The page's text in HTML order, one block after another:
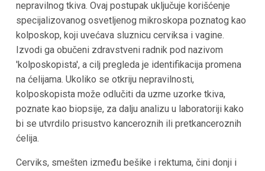
nepravilnog tkiva. Ovaj postupak uključuje korišćenje
specijalizovanog osvetljenog mikroskopa poznatog kao
kolposkop, koji uvećava sluznicu cerviksa i vagine.
Izvodi ga obučeni zdravstveni radnik pod nazivom
'kolposkopista', a cilj pregleda je identifikacija promena
na ćelijama. Ukoliko se otkriju nepravilnosti,
kolposkopista može odlučiti da uzme uzorke tkiva,
poznate kao biopsije, za dalju analizu u laboratoriji kako
bi se utvrdilo prisustvo kanceroznih ili pretkanceroznih
ćelija.
Cerviks, smešten između bešike i rektuma, čini donji i